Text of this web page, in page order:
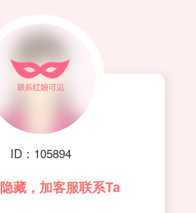
ID：105894
藏，加客服联系Ta